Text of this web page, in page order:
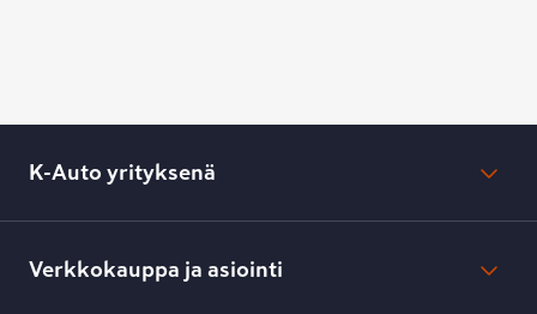
K-Auto yrityksenä
Lehdistötiedotteet
Toimipisteiden yhteystiedot
Verkkokauppa ja asiointi